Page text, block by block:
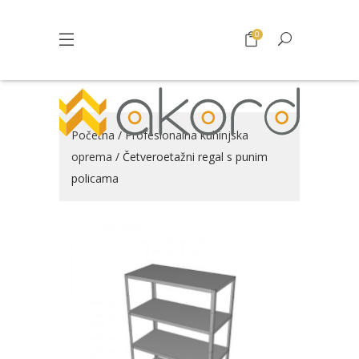
0
Početna /Profesionalna kuhinjska
oprema / Četveroetažni regal s punim
policama